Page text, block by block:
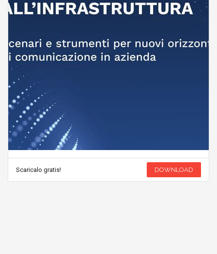
Scaricalo gratis! DOWNLOAD